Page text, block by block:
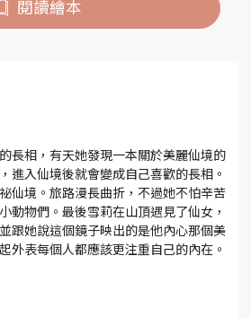
閱讀繪本
長相，有天她發現一本關於美麗仙境的
進入仙境後就會變成自己喜歡的長相。
仙境。旅路漫長曲折，不過她不怕辛苦
動物們。最後雪莉在山頂遇見了仙女，
跟她說這個鏡子映出的是他內心那個美
外表每個人都應該更注重自己的內在。